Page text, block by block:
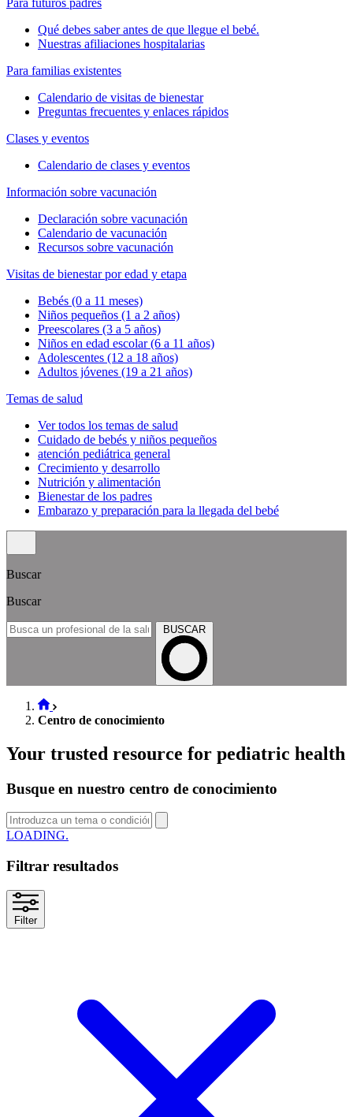
Qué debes saber antes de que llegue el bebé.
Nuestras afiliaciones hospitalarias
Para familias existentes
Calendario de visitas de bienestar
Preguntas frecuentes y enlaces rápidos
Clases y eventos
Calendario de clases y eventos
Información sobre vacunación
Declaración sobre vacunación
Calendario de vacunación
Recursos sobre vacunación
Visitas de bienestar por edad y etapa
Bebés (0 a 11 meses)
Niños pequeños (1 a 2 años)
Preescolares (3 a 5 años)
Niños en edad escolar (6 a 11 años)
Adolescentes (12 a 18 años)
Adultos jóvenes (19 a 21 años)
Temas de salud
Ver todos los temas de salud
Cuidado de bebés y niños pequeños
atención pediátrica general
Crecimiento y desarrollo
Nutrición y alimentación
Bienestar de los padres
Embarazo y preparación para la llegada del bebé
Buscar
Buscar
BUSCAR
Centro de conocimiento
Your trusted resource for pediatric health
Busque en nuestro centro de conocimiento
LOADING
Filtrar resultados
Filter